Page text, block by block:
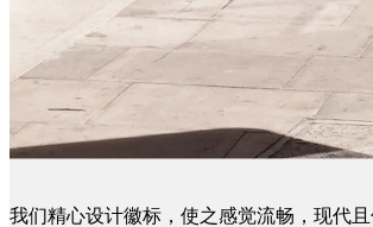
我们精心设计徽标，使之感觉流畅，现代